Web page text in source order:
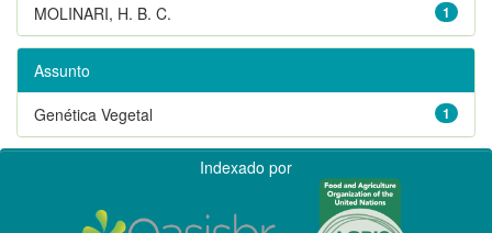
1
MOLINARI, H. B. C.
Assunto
1
Genética Vegetal
Indexado por